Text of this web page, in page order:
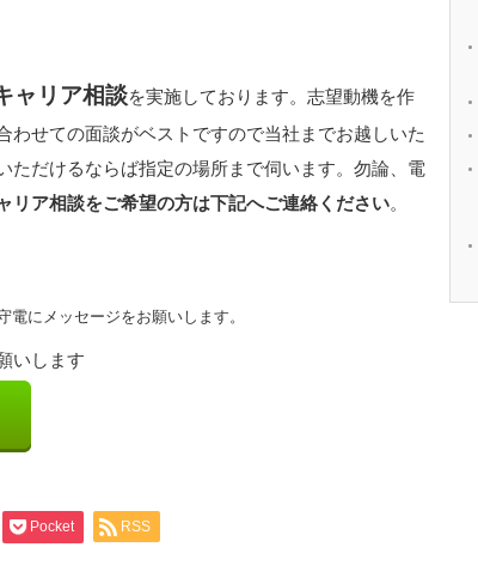
ャリア相談を実施しております。志望動機を作
わせての面談がベストですので当社までお越しいた
ただけるならば指定の場所まで伺います。勿論、電
リア相談をご希望の方は下記へご連絡ください。
にメッセージをお願いします。
いします
Pocket RSS